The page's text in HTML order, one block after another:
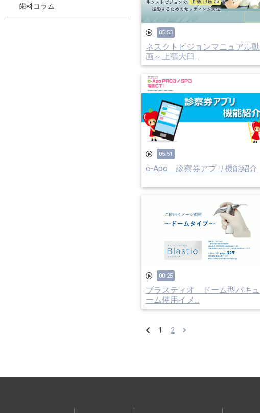
歯科コラム
05:53
ネスクトビジョンマニュアル動
画～上顎大臼...
05:51
e-Apo 診察券アプリ機能紹介
00:25
ブラスティオ ドーム型バキュ
ーム使用イメ...
1 2